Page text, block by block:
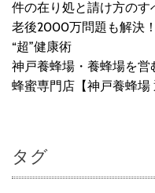
件の在り処と請け方のす
老後2000万問題も解決
“超”健康術
神戸養蜂場・養蜂場を
蜂蜜専門店【神戸養蜂場
タグ